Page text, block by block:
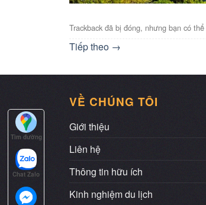
Trackback đã bị đóng, nhưng bạn có thể
Tiếp theo →
VỀ CHÚNG TÔI
Giới thiệu
Liên hệ
Thông tin hữu ích
Kinh nghiệm du lịch
Tìm đường
Chat Zalo